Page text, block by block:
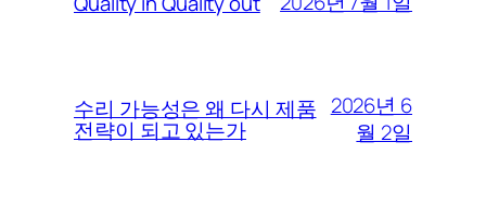
수리 가능성은 왜 다시 제품
전략이 되고 있는가
2026년 6
월 2일